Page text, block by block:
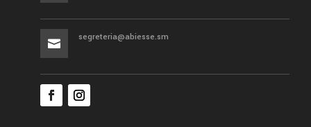

segreteria@abiesse.sm